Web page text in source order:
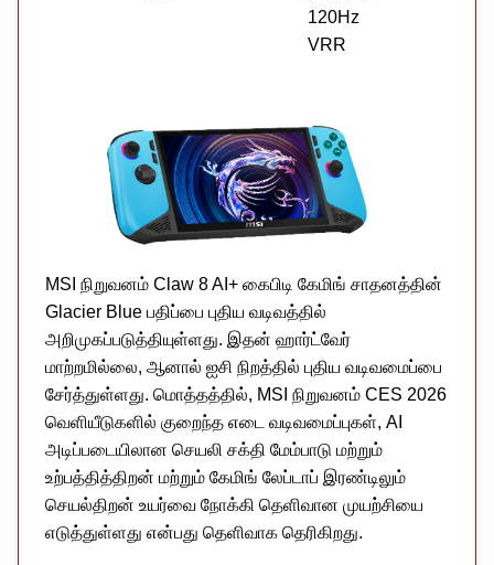
120Hz
VRR
MSI நிறுவனம் Claw 8 AI+ கைபிடி கேமிங் சாதனத்தின்
Glacier Blue பதிப்பை புதிய வடிவத்தில்
அறிமுகப்படுத்தியுள்ளது. இதன் ஹார்ட்வேர்
மாற்றமில்லை, ஆனால் ஐசி நிறத்தில் புதிய வடிவமைப்பை
சேர்த்துள்ளது. மொத்தத்தில், MSI நிறுவனம் CES 2026
வெளியீடுகளில் குறைந்த எடை வடிவமைப்புகள், AI
அடிப்படையிலான செயலி சக்தி மேம்பாடு மற்றும்
உற்பத்தித்திறன் மற்றும் கேமிங் லேப்டாப் இரண்டிலும்
செயல்திறன் உயர்வை நோக்கி தெளிவான முயற்சியை
எடுத்துள்ளது என்பது தெளிவாக தெரிகிறது.